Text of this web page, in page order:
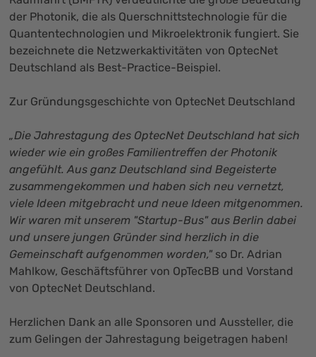
der Photonik, die als Querschnittstechnologie für die
Quantentechnologien und Mikroelektronik fungiert. Sie
bezeichnete die Netzwerkaktivitäten von OptecNet
Deutschland als Best-Practice-Beispiel.
Zur Gründungsgeschichte von OptecNet Deutschland
„Die Jahrestagung des OptecNet Deutschland hat sich
wieder wie ein großes Familientreffen der Photonik
angefühlt. Aus ganz Deutschland sind Begeisterte
zusammengekommen und haben sich neu vernetzt,
viele Ideen mitgebracht und neue Ideen mitgenommen.
Wir waren mit unserem "Startup-Bus" aus Berlin dabei
und unsere jungen Gründer sind herzlich in die
Gemeinschaft aufgenommen worden," so Dr. Adrian
Mahlkow, Geschäftsführer von OpTecBB und Vorstand
von OptecNet Deutschland.
Herzlichen Dank an alle Sponsoren und Aussteller, die
zum Gelingen der Jahrestagung beigetragen haben!